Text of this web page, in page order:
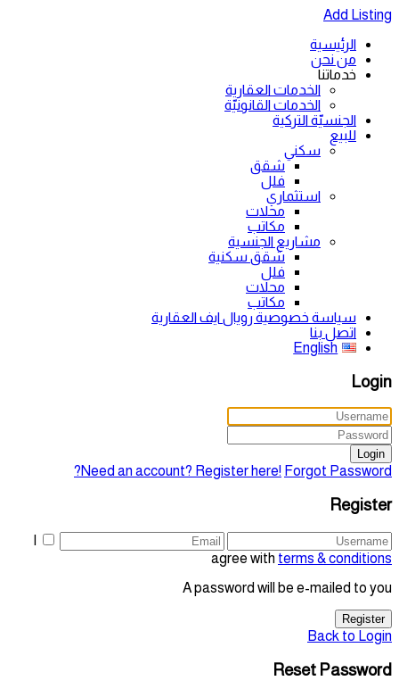
Add Listing
الرئيسية
من نحن
خدماتنا
الخدمات العقارية
الخدمات القانونيّة
الجنسيّة التركية
للبيع
سكني
شقق
فلل
استثماري
محلات
مكاتب
مشاريع الجنسية
شقق سكنية
فلل
محلات
مكاتب
سياسة خصوصية رويال ايف العقارية
اتصل بنا
English
Login
Login
Need an account? Register here! Forgot Password?
Register
agree with terms & conditions
A password will be e-mailed to you
Register
Back to Login
Reset Password